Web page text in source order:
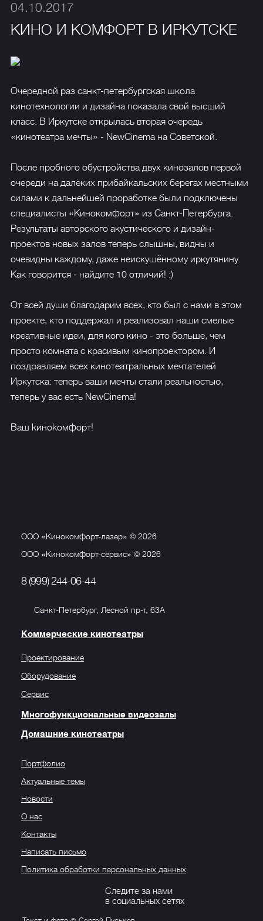
04.10.2017
КИНО И КОМФОРТ В ИРКУТСКЕ
Очередной раз санкт-петербургская школа
кинотехнологии и дизайна показала свой высший
класс. В Иркутске открылась вторая очередь
«кинотеатра мечты» - NewCinema на Советской.
После пробного обустройства двух кинозалов первой
очереди на далёких прибайкальских берегах местными
силами к дальнейшей проработке были подключены
специалисты «Кинокомфорт» из Санкт-Петербурга.
Результаты авторского акустического и дизайн-
проектов новых залов теперь слышны, видны и
очевидны каждому, даже неискушённому иркутянину.
Как говорится - найдите 10 отличий! :)
От всей души благодарим всех, кто был с нами в этом
проекте, кто поддержал и реализовал наши смелые
креативные идеи, для кого кино - это больше, чем
просто комната с красивым кинопроектором. И
поздравляем всех кинотеатральных мечтателей
Иркутска: теперь ваши мечты стали реальностью,
теперь у вас есть NewCinema!
Ваш kиноkомфорт!
ООО «Кинокомфорт-лазер» © 2026
ООО «Кинокомфорт-сервис» © 2026
8 (999) 244-06-44
Санкт-Петербург, Лесной пр-т, 63А
Коммерческие кинотеатры
Проектирование
Оборудование
Сервис
Многофункциональные видеозалы
Домашние кинотеатры
Портфолио
Актуальные темы
Новости
О нас
Контакты
Написать письмо
Политика обработки персональных данных
Следите за нами
в социальных сетях